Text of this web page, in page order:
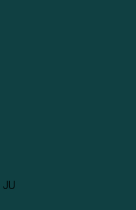
JU